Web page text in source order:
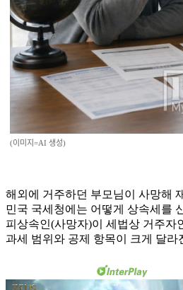
(이미지=AI 생성)
해외에 거주하던 부모님이 사망해
민국 국세청에는 어떻게 상속세를
피상속인(사망자)이 세법상 거주자
과세 범위와 공제 항목이 크게 달라